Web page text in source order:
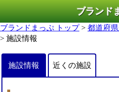
ブランド
ブランドまっぷ トップ> 都道府
> 施設情報
施設情報 近くの施設